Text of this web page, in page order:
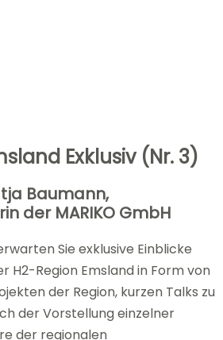
Exklusiv (Nr. 3)
Baumann,
der MARIKO GmbH
Sie exklusive Einblicke
H2-Region Emsland in Form von
der Region, kurzen Talks zu
der Vorstellung einzelner
der regionalen